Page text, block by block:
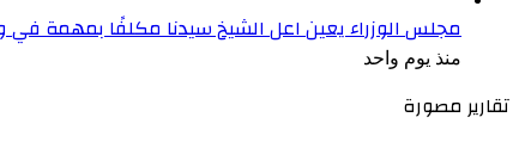
مجلس الوزراء يعين اعل الشيخ سيدنا مكلفًا بمهمة في
منذ يوم واحد
تقارير مصورة